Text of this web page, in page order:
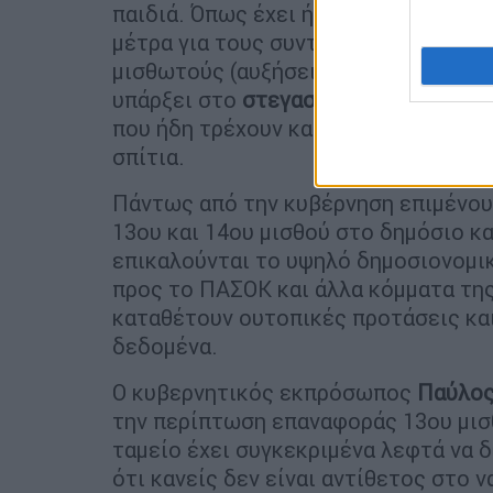
παιδιά. Όπως έχει ήδη γράψει το
μέτρα για τους συνταξιούχους (π.χ.
μισθωτούς (αυξήσεις σε μισθούς,
υπάρξει στο στεγαστικό με νέα
που ήδη τρέχουν καθώς και
σπίτια.
Πάντως από την κυβέρνηση
13ου και 14ου μισθού στο δημόσιο
επικαλούνται το υψηλό
προς το ΠΑΣΟΚ και άλλα κόμματα
καταθέτουν ουτοπικές προτάσεις
δεδομένα.
Ο κυβερνητικός εκπρόσωπος
την περίπτωση επαναφοράς 13ου
ταμείο έχει συγκεκριμένα λεφτά
ότι κανείς δεν είναι αντίθετος στο